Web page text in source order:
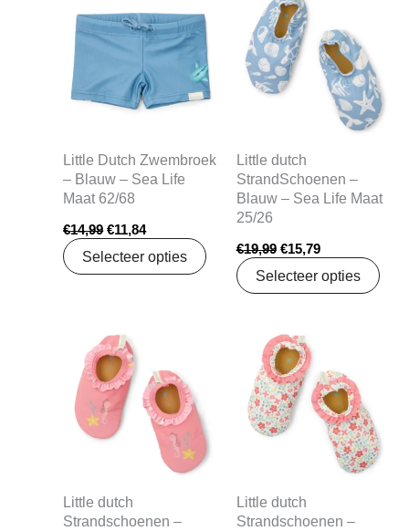
Little Dutch Zwembroek
– Blauw – Sea Life
Maat 62/68
€14,99
was:
€14,99.
€11,84
is:
€11,84.
Selecteer opties
Little dutch
StrandSchoenen –
Blauw – Sea Life Maat
25/26
€19,99
prijs
was:
€19,99.
€15,79
is:
€15,79.
Selecteer opties
Little dutch
Strandschoenen –
Oorspronkelijke
prijs
was:
€19,99.
is:
€15,79.
Little dutch
Strandschoenen –
Oorspronkelijke
prijs
was:
€19,99.
is:
€15,79.